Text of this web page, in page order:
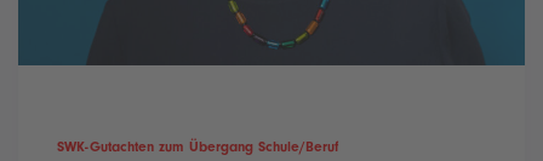
SWK-Gutachten zum Übergang Schule/Beruf